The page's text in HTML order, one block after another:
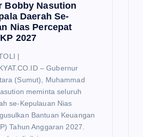
Bobby Nasution
Daerah Se-
Nias Percepat
2027
|
– Gubernur
(Sumut), Muhammad
meminta seluruh
se-Kepulauan Nias
Bantuan Keuangan
Tahun Anggaran 2027.